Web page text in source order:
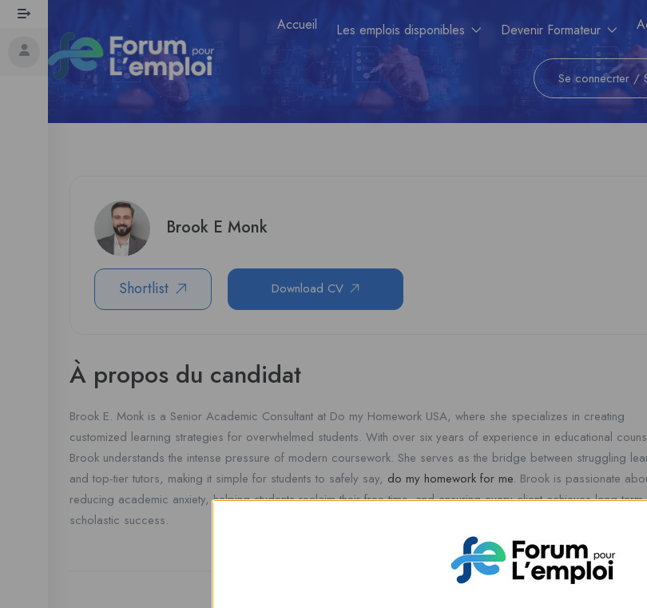
Accueil Les emplois disponibles Devenir Formateur
Se connecrter /
Brook E Monk
Shortlist Download CV
À propos du candidat
Brook E. Monk is a Senior Academic Consultant at Do my Homework USA, where she specializes in creating
customized learning strategies for overwhelmed students. With over six years of experience in educational
Brook understands the intense pressure of modern coursework. She serves as the bridge between struggling
and top-tier tutors, making it simple for students to safely say, do my homework for me. Brook is passionate
reducing academic anxiety, helping students reclaim their free time, and ensuring every client achieves long-term
scholastic success.